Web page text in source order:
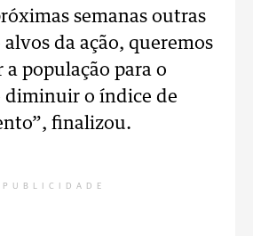
semanas outras
alvos da ação, queremos
população para o
diminuir o índice de
finalizou.
PUBLICIDADE